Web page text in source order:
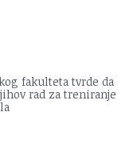
fakulteta tvrde da
rad za treniranje